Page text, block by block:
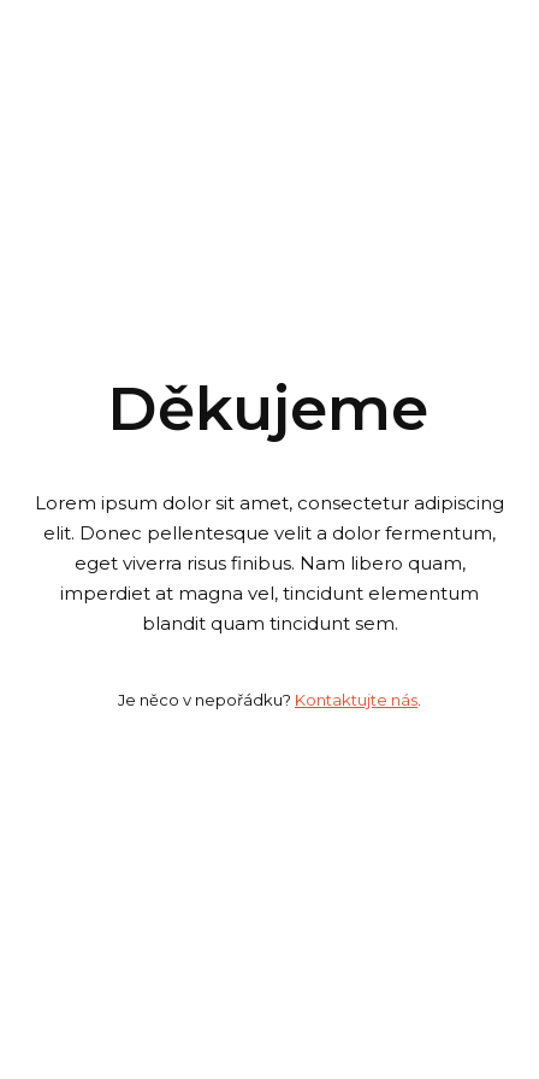
Děkujeme
Lorem ipsum dolor sit amet, consectetur adipiscing
elit. Donec pellentesque velit a dolor fermentum,
eget viverra risus finibus. Nam libero quam,
imperdiet at magna vel, tincidunt elementum
blandit quam tincidunt sem.
Je něco v nepořádku? Kontaktujte nás